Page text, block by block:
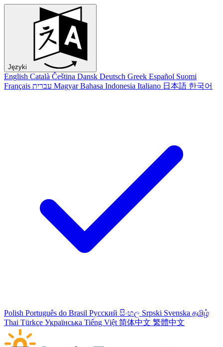
Języki
English Català Čeština Dansk Deutsch Greek Español Suomi
Français עברית Magyar Bahasa Indonesia Italiano 日本語 한국어
Polish Português do Brasil Русский සිංහල Srpski Svenska தமிழ்
Thai Türkçe Українська Tiếng Việt 简体中文 繁體中文
Pomiń odnośniki nawigacyjne